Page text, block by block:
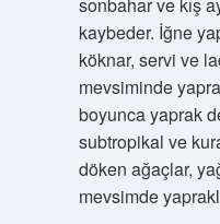
kaybeder. İğne
köknar, servi ve
mevsiminde
boyunca yaprak
subtropikal ve
döken ağaçlar,
mevsimde